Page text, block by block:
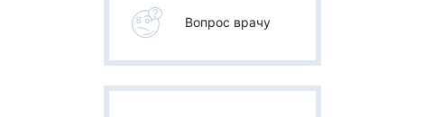
Вопрос врачу